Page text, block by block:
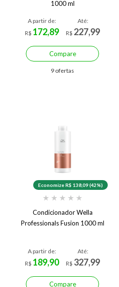
1000 ml
A partir de:
R$ 172,89
Até:
R$ 227,99
Compare
9 ofertas
Economize R$ 138,09 (42%)
★ ★ ★ ★ ★
Condicionador Wella
Professionals Fusion 1000 ml
A partir de:
R$ 189,90
Até:
R$ 327,99
Compare